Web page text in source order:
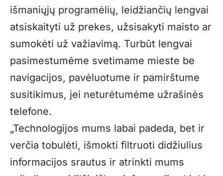
išmaniųjų programėlių, leidžiančių lengvai
atsiskaityti už prekes, užsisakyti maisto ar
sumokėti už važiavimą. Turbūt lengvai
pasimestumėme svetimame mieste be
navigacijos, pavėluotume ir pamirštume
susitikimus, jei neturėtumėme užrašinės
telefone.
„Technologijos mums labai padeda, bet ir
verčia tobulėti, išmokti filtruoti didžiulius
informacijos srautus ir atrinkti mums